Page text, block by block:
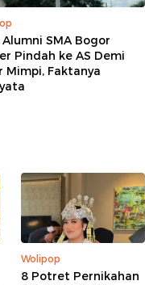
SMA Bogor
Pindah ke AS Demi
Mimpi, Faktanya
Wolipop
8 Potret Pernikahan